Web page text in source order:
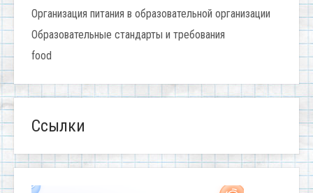
Организация питания в образовательной организации
Образовательные стандарты и требования
food
Ссылки